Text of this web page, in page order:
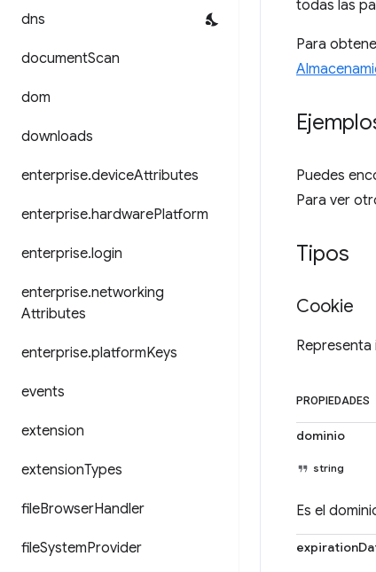
dns
documentScan
dom
downloads
enterprise.deviceAttributes
enterprise.hardwarePlatform
enterprise.login
enterprise.networking
Attributes
enterprise.platformKeys
events
extension
extensionTypes
fileBrowserHandler
fileSystemProvider
todas las
Para
Puedes
Para ver
Tipos
Cookie
Representa
PROPIEDADES
dominio
string
Es el